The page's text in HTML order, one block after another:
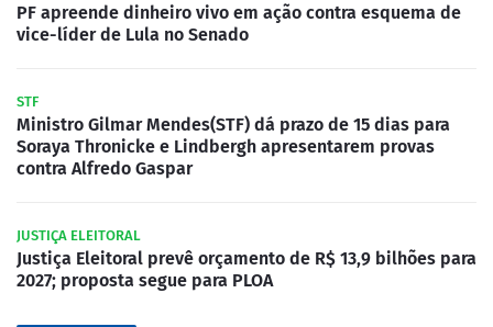
PF apreende dinheiro vivo em ação contra esquema de
vice-líder de Lula no Senado
STF
Ministro Gilmar Mendes(STF) dá prazo de 15 dias para
Soraya Thronicke e Lindbergh apresentarem provas
contra Alfredo Gaspar
JUSTIÇA ELEITORAL
Justiça Eleitoral prevê orçamento de R$ 13,9 bilhões para
2027; proposta segue para PLOA